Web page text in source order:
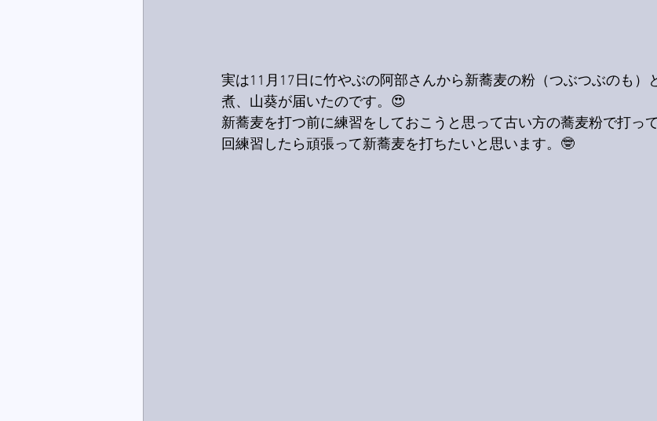
実は11月17日に竹やぶの阿部さんから新蕎麦の粉（つぶつぶのも）
煮、山葵が届いたのです。😍
新蕎麦を打つ前に練習をしておこうと思って古い方の蕎麦粉で打っ
回練習したら頑張って新蕎麦を打ちたいと思います。🤓